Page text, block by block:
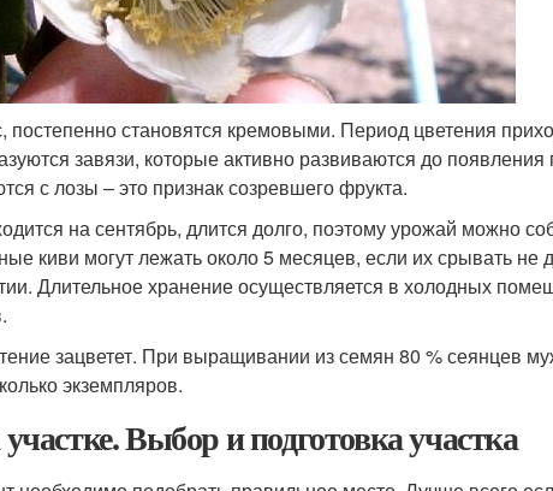
становятся кремовыми. Период цветения
завязи, которые активно развиваются до
с лозы – это признак созревшего фрукта.
на сентябрь, длится долго, поэтому урожай можно
киви могут лежать около 5 месяцев, если их срывать не
Длительное хранение осуществляется в холодных
зацветет. При выращивании из семян 80 % сеянцев
экземпляров.
Выбор и подготовка участка